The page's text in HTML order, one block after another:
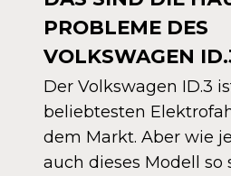
PROBLEME DES
VOLKSWAGEN
Der Volkswagen ID.3
beliebtesten
dem Markt. Aber wie
auch dieses Modell so